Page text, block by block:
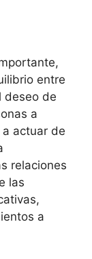
entre
deseo de
a
actuar de
relaciones
las
a